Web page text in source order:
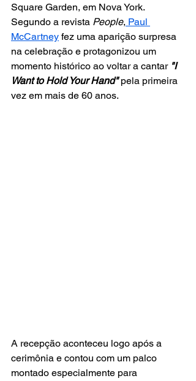
Square Garden, em Nova York.
Segundo a revista People, Paul
McCartney fez uma aparição surpresa
na celebração e protagonizou um
momento histórico ao voltar a cantar "I
Want to Hold Your Hand" pela primeira
vez em mais de 60 anos.
A recepção aconteceu logo após a
cerimônia e contou com um palco
montado especialmente para